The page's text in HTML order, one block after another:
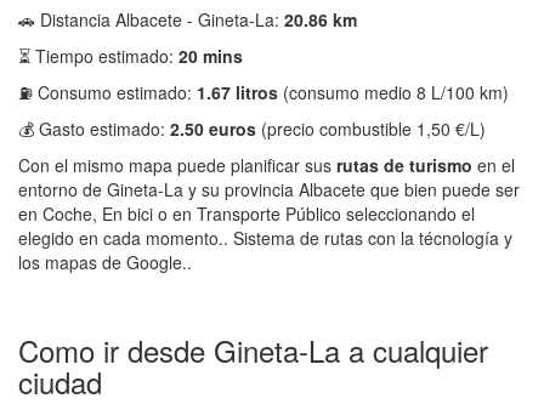
🚗 Distancia Albacete - Gineta-La: 20.86 km
⏳ Tiempo estimado: 20 mins
⛽ Consumo estimado: 1.67 litros (consumo medio 8 L/100 km)
💰 Gasto estimado: 2.50 euros (precio combustible 1,50 €/L)
Con el mismo mapa puede planificar sus rutas de turismo en el
entorno de Gineta-La y su provincia Albacete que bien puede ser
en Coche, En bici o en Transporte Público seleccionando el
elegido en cada momento.. Sistema de rutas con la técnología y
los mapas de Google..
Como ir desde Gineta-La a cualquier
ciudad